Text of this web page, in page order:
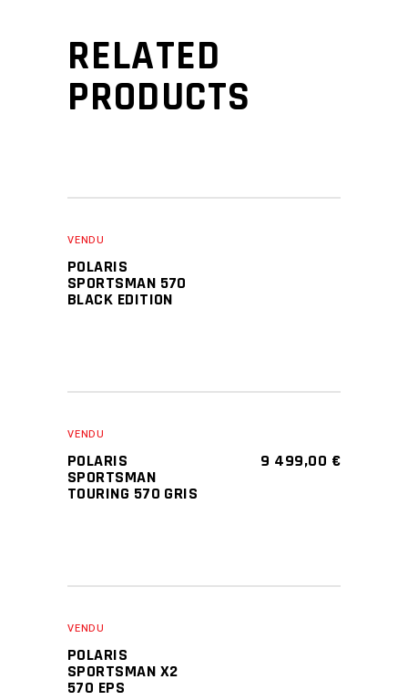
RELATED
PRODUCTS
VENDU
POLARIS
SPORTSMAN 570
BLACK EDITION
VENDU
POLARIS
SPORTSMAN
TOURING 570 GRIS
9 499,00 €
VENDU
POLARIS
SPORTSMAN X2
570 EPS